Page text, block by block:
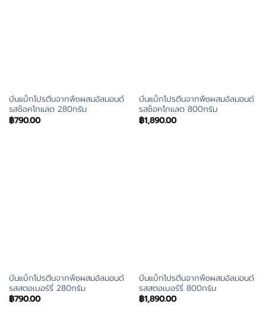
บีนแบ็กโปรตีนจากพืชผสมอัลมอนด์
รสช็อคโกแลต 280กรัม
฿790.00
บีนแบ็กโปรตีนจากพืชผสมอัลมอนด์
รสช็อคโกแลต 800กรัม
฿1,890.00
บีนแบ็กโปรตีนจากพืชผสมอัลมอนด์
รสสตอเบอร์รี่ 280กรัม
฿790.00
บีนแบ็กโปรตีนจากพืชผสมอัลมอนด์
รสสตอเบอร์รี่ 800กรัม
฿1,890.00